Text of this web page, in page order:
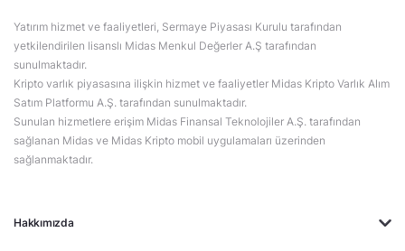
Hakkımızda
Yatırım hizmet ve faaliyetleri, Sermaye Piyasası Kurulu tarafından
yetkilendirilen lisanslı Midas Menkul Değerler A.Ş tarafından
sunulmaktadır.
Kripto varlık piyasasına ilişkin hizmet ve faaliyetler Midas Kripto Varlık Alım
Satım Platformu A.Ş. tarafından sunulmaktadır.
Sunulan hizmetlere erişim Midas Finansal Teknolojiler A.Ş. tarafından
sağlanan Midas ve Midas Kripto mobil uygulamaları üzerinden
sağlanmaktadır.